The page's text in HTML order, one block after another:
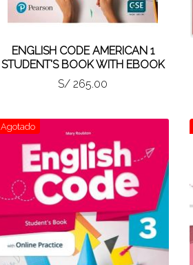
ENGLISH CODE AMERICAN 1
STUDENT'S BOOK WITH EBOOK
S/ 265.00
Agotado